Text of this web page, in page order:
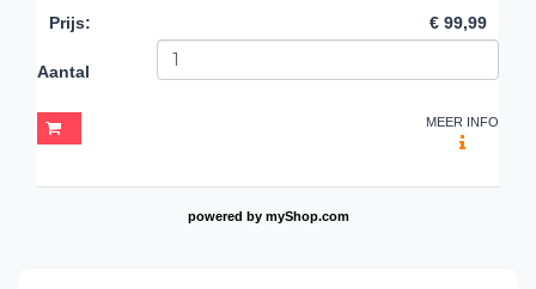
Prijs: € 99,99
Aantal
MEER INFO
powered by myShop.com